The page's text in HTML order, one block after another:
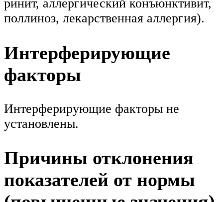
ринит, аллергический конъюнктивит,
поллиноз, лекарственная аллергия).
Интерферирующие
факторы
Интерферирующие факторы не
установлены.
Причины отклонения
показателей от нормы